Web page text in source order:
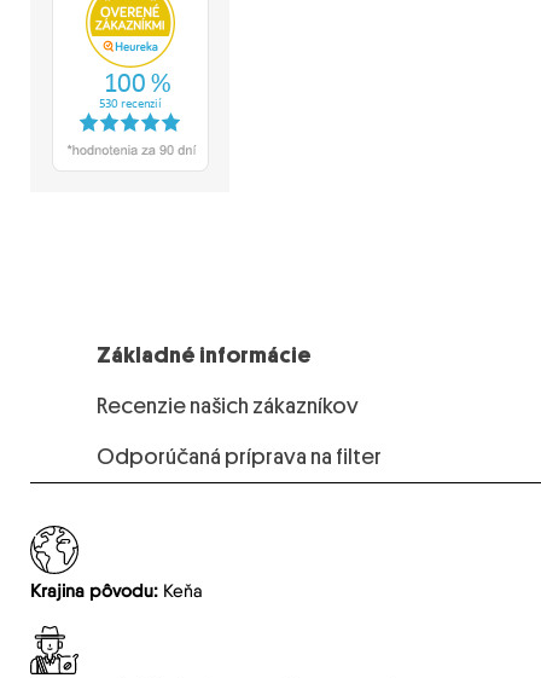
Základné informácie
Recenzie našich zákazníkov
Odporúčaná príprava na filter
Krajina pôvodu: Keňa